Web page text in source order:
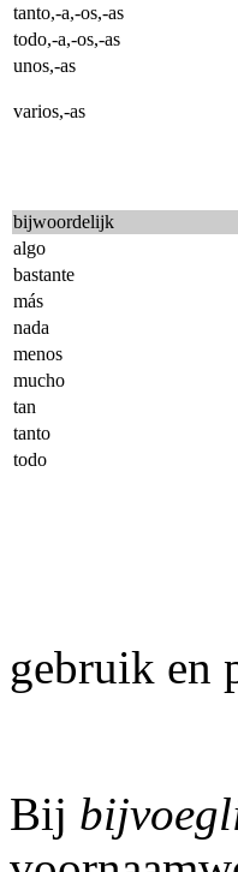
tanto,-a,-os,-as
todo,-a,-os,-as
unos,-as
varios,-as
bijwoordelijk
algo
bastante
más
nada
menos
mucho
tan
tanto
todo
gebruik en
Bij